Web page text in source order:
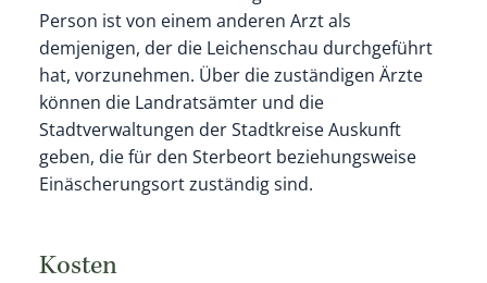
Person ist von einem anderen Arzt als
demjenigen, der die Leichenschau durchgeführt
hat, vorzunehmen. Über die zuständigen Ärzte
können die Landratsämter und die
Stadtverwaltungen der Stadtkreise Auskunft
geben, die für den Sterbeort beziehungsweise
Einäscherungsort zuständig sind.
Kosten